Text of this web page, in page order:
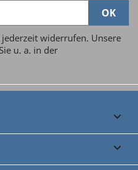
widerrufen. Unsere
u. a. in der

